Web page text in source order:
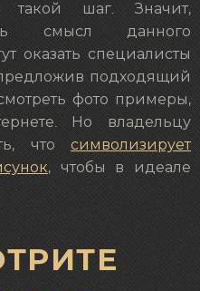
такой шаг. Значит,
смысл данного
оказать специалисты
подходящий
фото примеры,
Но владельцу
чтосимволизирует
, чтобы в идеале